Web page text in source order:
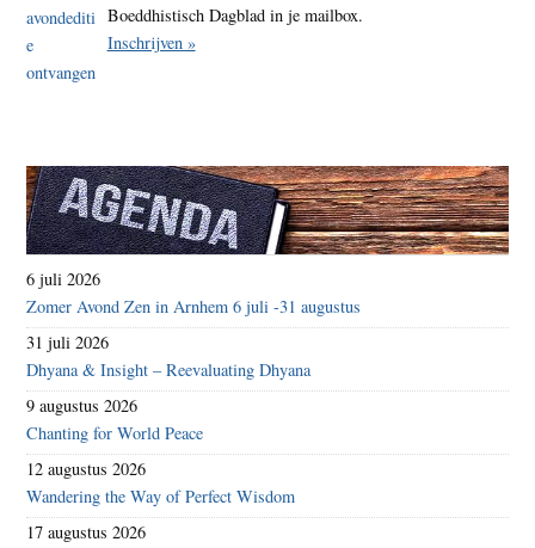
Boeddhistisch Dagblad in je mailbox.
Inschrijven »
6 juli 2026
Zomer Avond Zen in Arnhem 6 juli -31 augustus
31 juli 2026
Dhyana & Insight – Reevaluating Dhyana
9 augustus 2026
Chanting for World Peace
12 augustus 2026
Wandering the Way of Perfect Wisdom
17 augustus 2026